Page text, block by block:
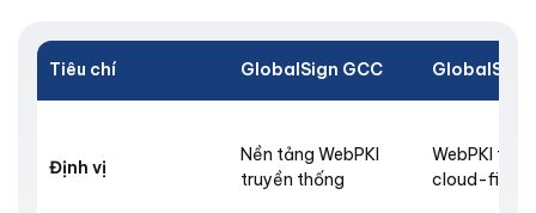
Tiêu chí GlobalSign GCC GlobalSign
Định vị
Nền tảng WebPKI
truyền thống
WebPKI thế
cloud-first